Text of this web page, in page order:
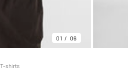
01 06
T-shirts